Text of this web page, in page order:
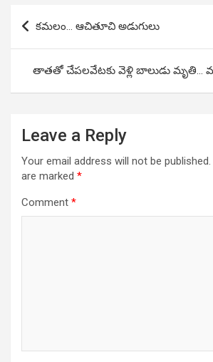
Post
navigation
కమలం… ఆచితూచి అడుగులు
తాతతో చేపలవేటకు వెళ్లి బాలుడు మృతి…
Leave a Reply
Your email address will not be published.
are marked *
Comment *